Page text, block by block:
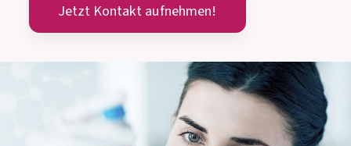
Jetzt Kontakt aufnehmen!